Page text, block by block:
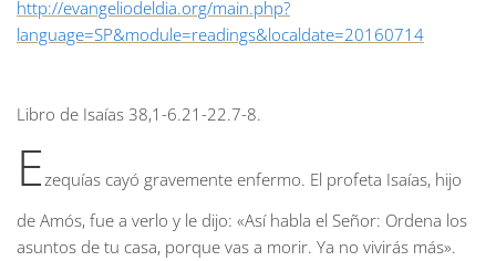
http://evangeliodeldia.org/main.php?
language=SP&module=readings&localdate=20160714
Libro de Isaías 38,1-6.21-22.7-8.
Ezequías cayó gravemente enfermo. El profeta Isaías, hijo
de Amós, fue a verlo y le dijo: «Así habla el Señor: Ordena los
asuntos de tu casa, porque vas a morir. Ya no vivirás más».